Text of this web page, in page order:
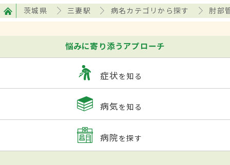
茨城県 三妻駅 病名カテゴリから探す 肘部
悩みに寄り添うアプローチ
症状を知る
病気を知る
病院を探す